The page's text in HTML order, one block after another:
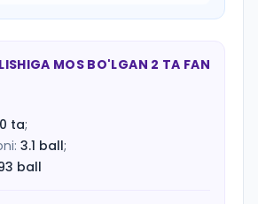
MOS BO'LGAN 2 TA FAN
ta;
3.1 ball;
ball